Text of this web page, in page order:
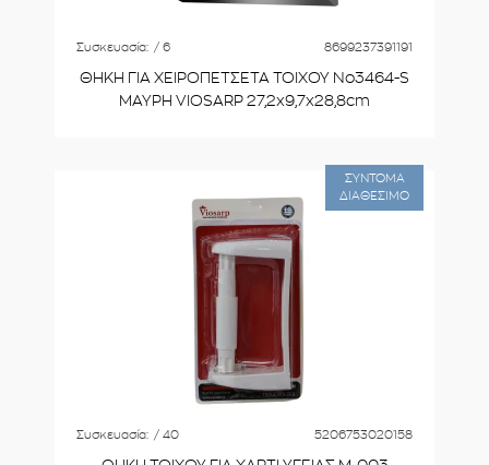
Συσκευασία: / 6 8699237391191
ΘΗΚΗ ΓΙΑ ΧΕΙΡΟΠΕΤΣΕΤΑ ΤΟΙΧΟΥ Νο3464-S
ΜΑΥΡΗ VIOSARP 27,2x9,7x28,8cm
Συσκευασία: / 40 5206753020158
ΣΥΝΤΟΜΑ
ΔΙΑΘΕΣΙΜΟ